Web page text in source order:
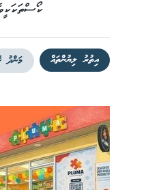
އިތުރު ލިޔުންތައް މަންދު